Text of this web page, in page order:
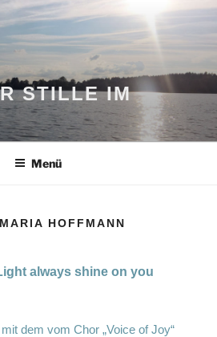
STILLE IM
Menü
HOFFMANN
always shine on you
dem vom Chor „Voice of Joy“